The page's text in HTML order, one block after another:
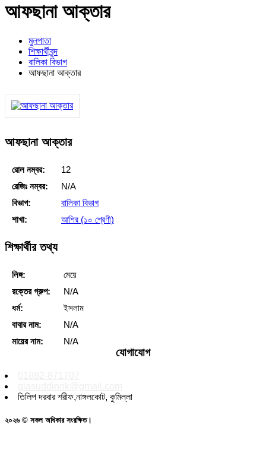
আফছানা আক্তার
মুলপাতা
শিক্ষার্থীবৃন্দ
বালিকা বিভাগ
আফছানা আক্তার
আফছানা আক্তার
রোল নম্বর:
12
রেজিঃ নম্বর:
N/A
বিভাগ:
বালিকা বিভাগ
শাখা:
আশির (১০ শ্রেণী)
শিক্ষার্থীর তথ্য
লিঙ্গ:
মেয়ে
রক্তের গ্রুপ:
N/A
ধর্ম:
ইসলাম
বাবার নাম:
N/A
মায়ের নাম:
N/A
যোগাযোগ
তিলিপ দরবার শরীফ,নাঙ্গলকোট, কুমিল্লা
২০২৬ © সকল অধিকার সংরক্ষিত।